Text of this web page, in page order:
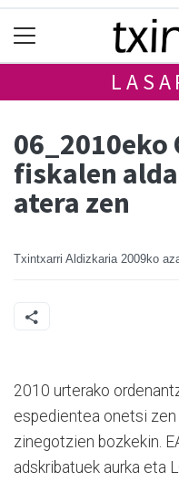
06_2010eko
fiskalen
atera zen
Txintxarri Aldizkaria 2009ko
2010 urterako
espedientea onetsi zen
zinegotzien bozkekin.
adskribatuek aurka eta